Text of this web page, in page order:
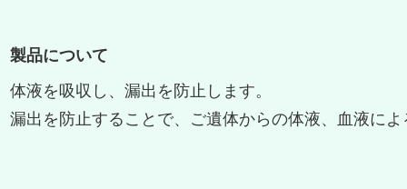
製品について
体液を吸収し、漏出を防止します。
漏出を防止することで、ご遺体からの体液、血液に